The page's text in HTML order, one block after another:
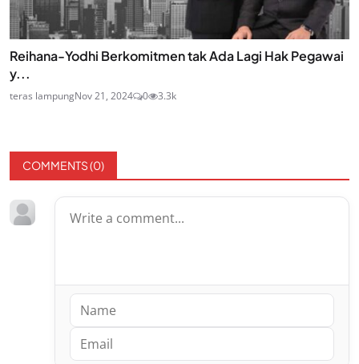
Reihana-Yodhi Berkomitmen tak Ada Lagi Hak Pegawai
y...
teras lampungNov 21, 2024 0 3.3k
COMMENTS (0)